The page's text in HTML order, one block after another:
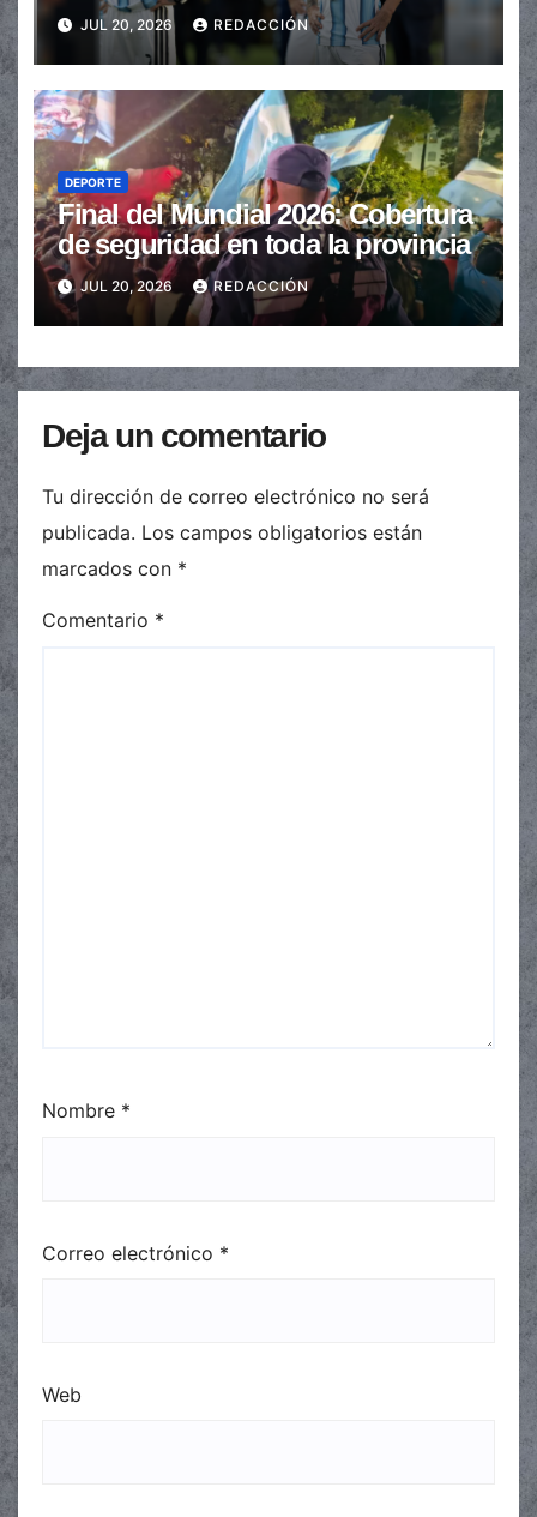
JUL 20, 2026 REDACCIÓN
DEPORTE
Final del Mundial 2026: Cobertura
de seguridad en toda la provincia
JUL 20, 2026 REDACCIÓN
Deja un comentario
Tu dirección de correo electrónico no será
publicada. Los campos obligatorios están
marcados con *
Comentario *
Nombre *
Correo electrónico *
Web